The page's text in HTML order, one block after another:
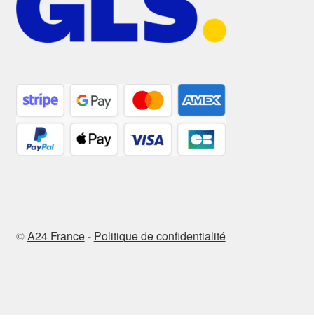
©A24 France- Politique de confidentialité